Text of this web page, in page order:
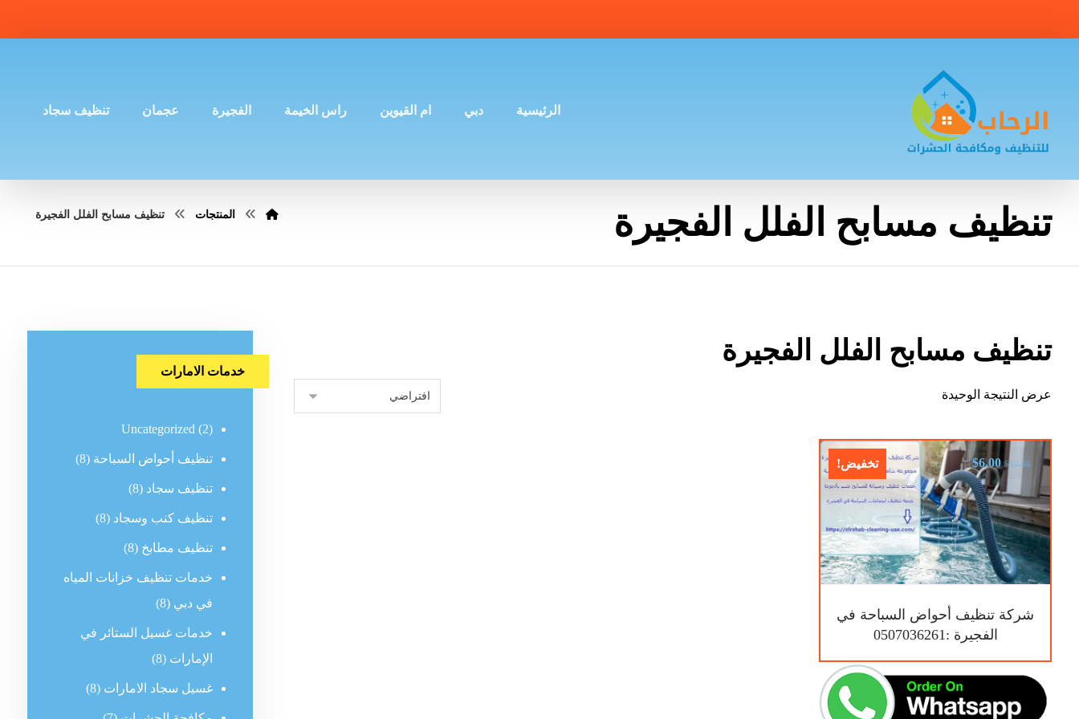
الرئيسية دبي ام القيوين راس الخيمة الفجيرة عجمان تنظيف سجاد
تنظيف مسابح الفلل الفجيرة المنتجات تنظيف مسابح الفلل الفجيرة
تنظيف مسابح الفلل الفجيرة
عرض النتيجة الوحيدة
تخفيض!
شركة تنظيف أحواض السباحة في
الفجيرة :0507036261
$10.00
$6.00
خدمات الامارات
Uncategorized (2)
تنظيف أحواض السباحة (8)
تنظيف سجاد (8)
تنظيف كنب وسجاد (8)
تنظيف مطابخ (8)
خدمات تنظيف خزانات المياه
في دبي (8)
خدمات غسيل الستائر في
الإمارات (8)
غسيل سجاد الامارات (8)